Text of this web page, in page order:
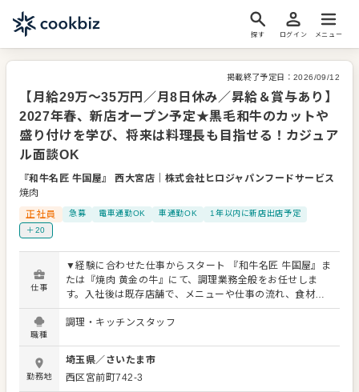
探す ログイン メニュー
掲載終了予定日： 2026/09/12
【月給29万～35万円／月8日休み／昇給＆賞与あり】
2027年春、新店オープン予定★黒毛和牛のカットや
盛り付けを学び、将来は料理長も目指せる！カジュア
ル面談OK
『和牛名匠 牛国屋』 西大宮店
株式会社ヒロジャパンフードサービス
焼肉
正社員
急募 電車通勤OK 車通勤OK
1年以内に新店出店予定
＋20
仕事
▼経験に合わせた仕事からスタート 『和牛名匠 牛国屋』ま
たは『焼肉 黄金の牛』にて、調理業務全般をお任せしま
す。入社後は既存店舗で、メニューや仕事の流れ、食材の
扱い方を覚えるところからスタート。これまでの経験や習
熟度に合わせて仕事をお任せするため、焼肉業態が初めて
す。 【主な仕事内容】 ・お肉のカット、下処理 ・部位やメ
ニューに合わせた盛り付け ・食材の下ごしらえ ・野菜など
のカット、洗浄 ・一品料理やサイドメニューの仕込み、調
職種
調理・キッチンスタッフ
勤務地
埼玉県／ さいたま市
西区宮前町742-3